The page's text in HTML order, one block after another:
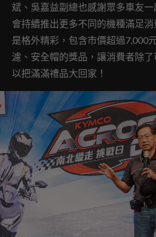
斌、吳嘉益副總也感謝眾多車友
會持續推出更多不同的機種滿足
是格外精彩，包含市價超過7,000
濾、安全帽的獎品，讓消費者除
以把滿滿禮品大回家！